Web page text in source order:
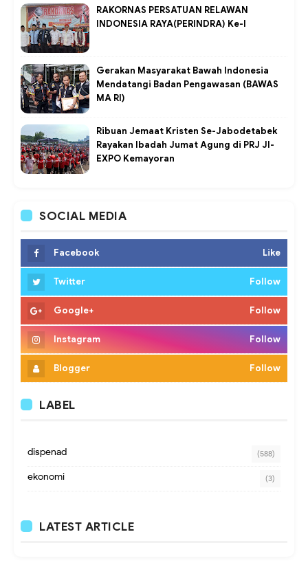
RAKORNAS PERSATUAN RELAWAN
INDONESIA RAYA(PERINDRA) Ke-I
Gerakan Masyarakat Bawah Indonesia
Mendatangi Badan Pengawasan (BAWAS
MA RI)
Ribuan Jemaat Kristen Se-Jabodetabek
Rayakan Ibadah Jumat Agung di PRJ JI-
EXPO Kemayoran
SOCIAL MEDIA
Facebook Like
Twitter Follow
Google+ Follow
Instagram Follow
Blogger Follow
LABEL
dispenad (588)
ekonomi (3)
LATEST ARTICLE